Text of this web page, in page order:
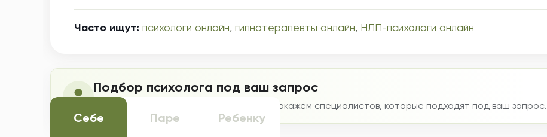
Часто ищут: психологи онлайн, гипнотерапевты онлайн, НЛП-психологи онлайн
Подбор психолога под ваш запрос
Ответьте на несколько вопросов, и мы покажем специалистов, которые подходят под ваш запрос.
Себе Паре Ребенку